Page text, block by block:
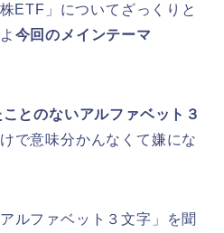
ETF」についてざっくりと
今回のメインテーマ
ことのないアルファベット３
で意味分かんなくて嫌にな
ルファベット３文字」を聞